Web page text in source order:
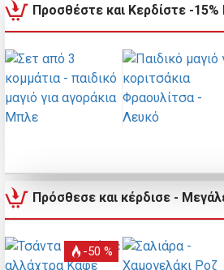
Προσθέστε και Κερδίστε -
Πρόσθεσε και κέρδισε -
-50 %